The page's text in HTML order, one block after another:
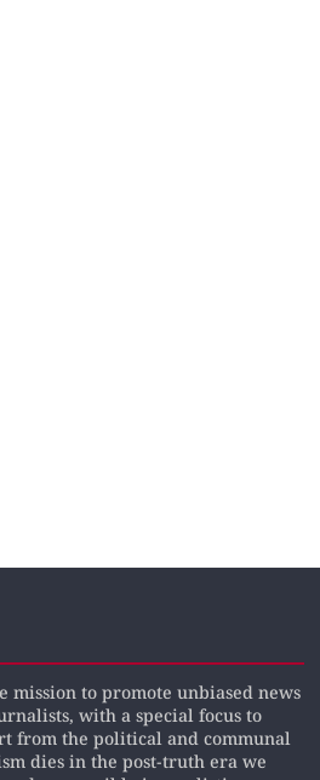
mission to promote unbiased news
with a special focus to
from the political and communal
dies in the post-truth era we